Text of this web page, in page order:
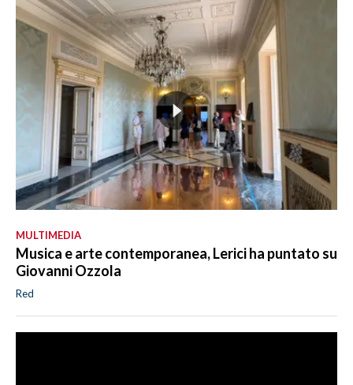
MULTIMEDIA
Musica e arte contemporanea, Lerici ha puntato su
Giovanni Ozzola
Red